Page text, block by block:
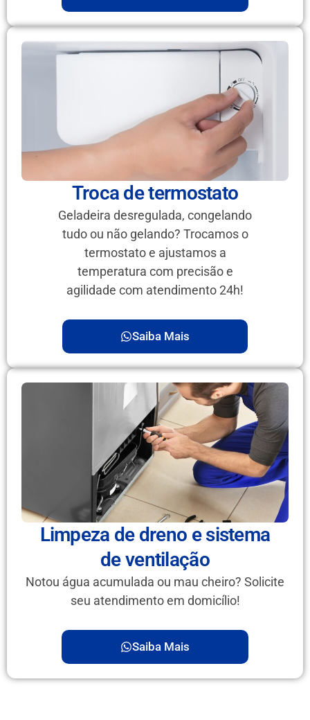
Troca de termostato
Geladeira desregulada, congelando
tudo ou não gelando? Trocamos o
termostato e ajustamos a
temperatura com precisão e
agilidade com atendimento 24h!
Saiba Mais
Limpeza de dreno e sistema
de ventilação
Notou água acumulada ou mau cheiro? Solicite
seu atendimento em domicílio!
Saiba Mais